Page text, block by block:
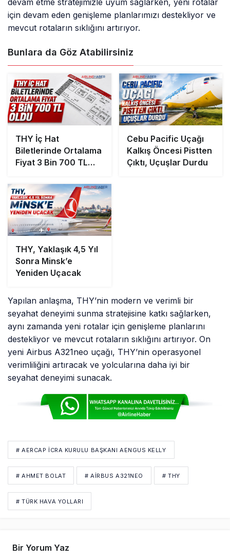
devam etme stratejimizle uyum sağlarken, yeni rotalar
için devam eden genişleme planlarımızı destekliyor ve
mevcut rotaların sıklığını artırıyor.
Bunlara da Göz Atabilirsiniz
THY İç Hat
Biletlerinde Ortalama
Fiyat 3 Bin 700 TL
Cebu Pacific Uçağı
Kalkış Öncesi Pistten
Çıktı, Uçuşlar Durdu
THY, Yaklaşık 4,5 Yıl
Sonra Minsk’e
Yeniden Uçacak
Yapılan anlaşma, THY’nin modern ve verimli bir
seyahat deneyimi sunma stratejisine katkı sağlarken,
aynı zamanda yeni rotalar için genişleme planlarını
destekliyor ve mevcut rotaların sıklığını artırıyor. On
yeni Airbus A321neo uçağı, THY’nin operasyonel
verimliliğini artıracak ve yolcularına daha iyi bir
seyahat deneyimi sunacak.
# AERCAP İCRA KURULU BAŞKANI AENGUS KELLY
# AHMET BOLAT # AIRBUS A321NEO # THY
# TÜRK HAVA YOLLARI
Bir Yorum Yaz